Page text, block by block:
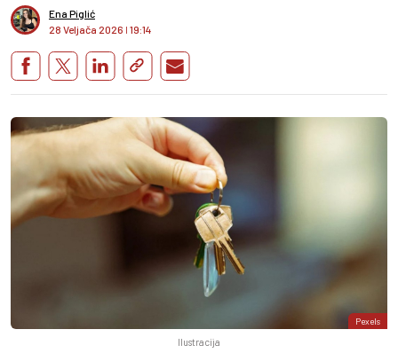
Ena Piglić
28 Veljača 2026 I 19:14
Pexels
Ilustracija